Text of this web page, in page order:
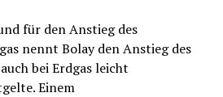
für den Anstieg des
nennt Bolay den Anstieg des
bei Erdgas leicht
Einem